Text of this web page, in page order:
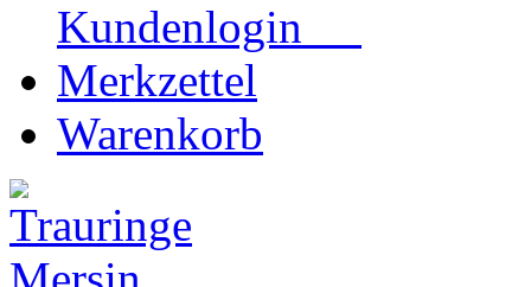
Kundenlogin
Merkzettel
Warenkorb